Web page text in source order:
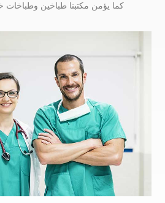
كما يؤمن مكتبنا طباخين وطباخات